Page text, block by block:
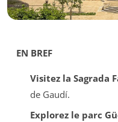
EN BREF
Visitez la Sagrada
de Gaudí.
Explorez le parc